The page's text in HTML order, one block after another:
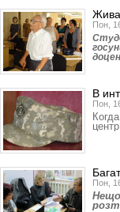
Пон,
В
Пон,
Пон,